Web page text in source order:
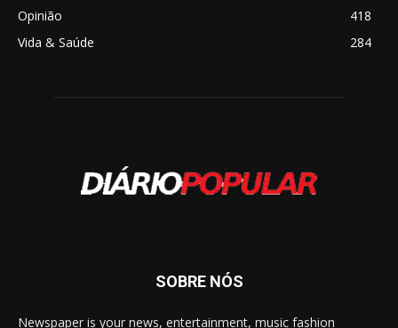
Opinião
418
Vida & Saúde
284
SOBRE NÓS
Newspaper is your news, entertainment, music fashion